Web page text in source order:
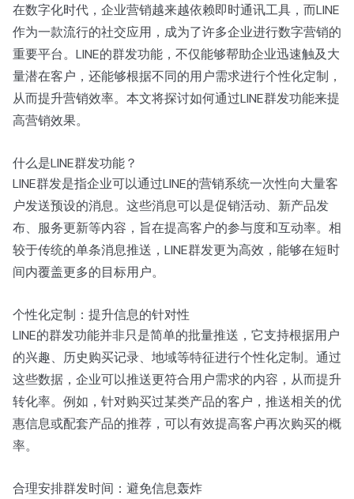
在数字化时代，企业营销越来越依赖即时通讯工具，而LINE
作为一款流行的社交应用，成为了许多企业进行数字营销的
重要平台。LINE的群发功能，不仅能够帮助企业迅速触及大
量潜在客户，还能够根据不同的用户需求进行个性化定制，
从而提升营销效率。本文将探讨如何通过LINE群发功能来提
高营销效果。
什么是LINE群发功能？
LINE群发是指企业可以通过LINE的营销系统一次性向大量客
户发送预设的消息。这些消息可以是促销活动、新产品发
布、服务更新等内容，旨在提高客户的参与度和互动率。相
较于传统的单条消息推送，LINE群发更为高效，能够在短时
间内覆盖更多的目标用户。
个性化定制：提升信息的针对性
LINE的群发功能并非只是简单的批量推送，它支持根据用户
的兴趣、历史购买记录、地域等特征进行个性化定制。通过
这些数据，企业可以推送更符合用户需求的内容，从而提升
转化率。例如，针对购买过某类产品的客户，推送相关的优
惠信息或配套产品的推荐，可以有效提高客户再次购买的概
率。
合理安排群发时间：避免信息轰炸